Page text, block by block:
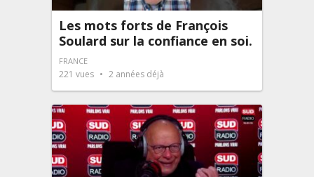
Les mots forts de François
Soulard sur la confiance en soi.
FRANCE
221 vues 2 années déjà